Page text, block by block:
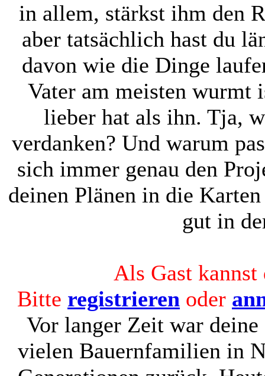
in allem, stärkst ihm den
aber tatsächlich hast du
davon wie die Dinge
Vater am meisten wurmt
lieber hat als ihn. Tja,
verdanken? Und warum
sich immer genau den
deinen Plänen in die
gut in
Als Gast
Bitte registrieren oder
Vor langer Zeit war
vielen Bauernfamilien in